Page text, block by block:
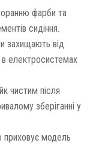
фарби та
сидіння.
захищають від
в електросистемах
чистим після
зберіганні у
приховує модель